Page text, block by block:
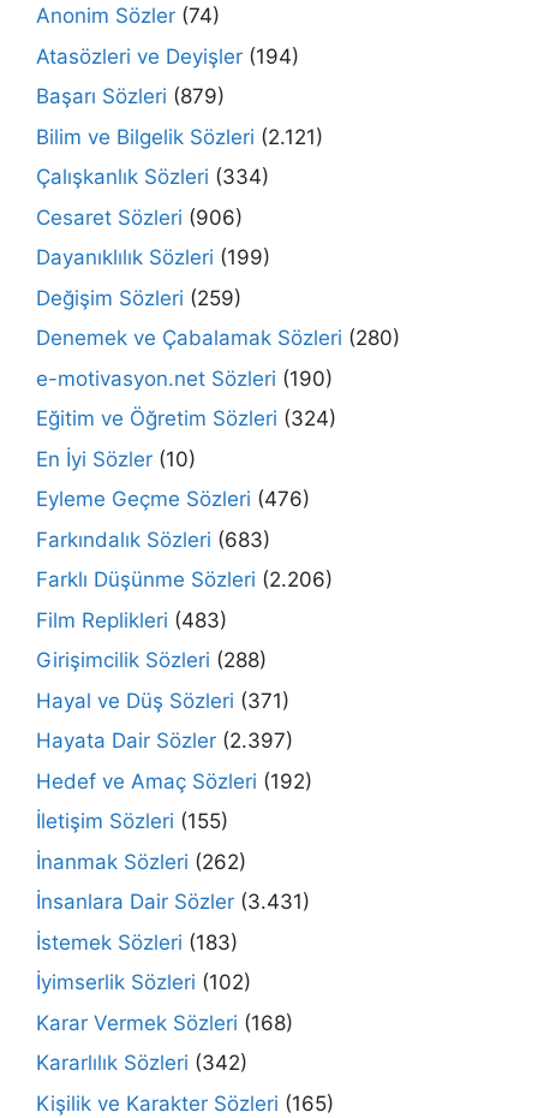
Anonim Sözler (74)
Atasözleri ve Deyişler (194)
Başarı Sözleri (879)
Bilim ve Bilgelik Sözleri (2.121)
Çalışkanlık Sözleri (334)
Cesaret Sözleri (906)
Dayanıklılık Sözleri (199)
Değişim Sözleri (259)
Denemek ve Çabalamak Sözleri (280)
e-motivasyon.net Sözleri (190)
Eğitim ve Öğretim Sözleri (324)
En İyi Sözler (10)
Eyleme Geçme Sözleri (476)
Farkındalık Sözleri (683)
Farklı Düşünme Sözleri (2.206)
Film Replikleri (483)
Girişimcilik Sözleri (288)
Hayal ve Düş Sözleri (371)
Hayata Dair Sözler (2.397)
Hedef ve Amaç Sözleri (192)
İletişim Sözleri (155)
İnanmak Sözleri (262)
İnsanlara Dair Sözler (3.431)
İstemek Sözleri (183)
İyimserlik Sözleri (102)
Karar Vermek Sözleri (168)
Kararlılık Sözleri (342)
Kişilik ve Karakter Sözleri (165)